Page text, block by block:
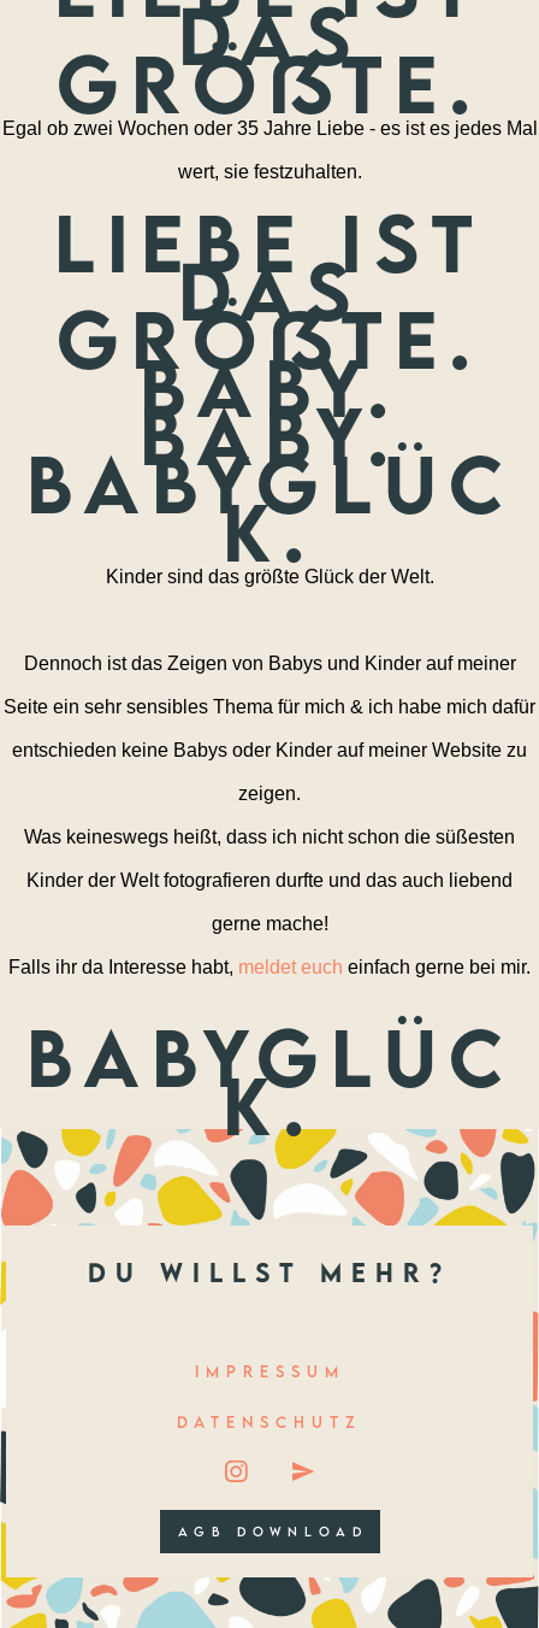
das
größte.
Egal ob zwei Wochen oder 35 Jahre Liebe - es ist es jedes Mal
wert, sie festzuhalten.
Liebe ist
das
größte.
Baby.
Baby.
Babyglüc
k.
Kinder sind das größte Glück der Welt.
Dennoch ist das Zeigen von Babys und Kinder auf meiner
Seite ein sehr sensibles Thema für mich & ich habe mich dafür
entschieden keine Babys oder Kinder auf meiner Website zu
zeigen.
Was keineswegs heißt, dass ich nicht schon die süßesten
Kinder der Welt fotografieren durfte und das auch liebend
gerne mache!
Falls ihr da Interesse habt, meldet euch einfach gerne bei mir.
Babyglüc
k.
du willst mehr?
IMPRESSUM
DATENSCHUTZ
AGB DOWNLOAD